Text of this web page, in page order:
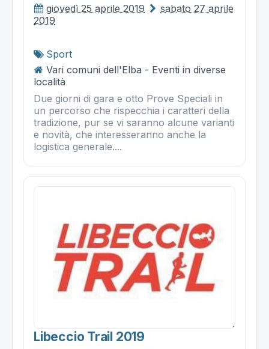
giovedì 25 aprile 2019
sabato 27 aprile
2019
Sport
Vari comuni dell'Elba - Eventi in diverse
località
Due giorni di gara e otto Prove Speciali in
un percorso che rispecchia i caratteri della
tradizione, pur se vi saranno alcune varianti
e novità, che interesseranno anche la
logistica generale....
Libeccio Trail 2019